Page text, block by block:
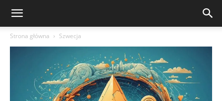
Strona główna Szwecja